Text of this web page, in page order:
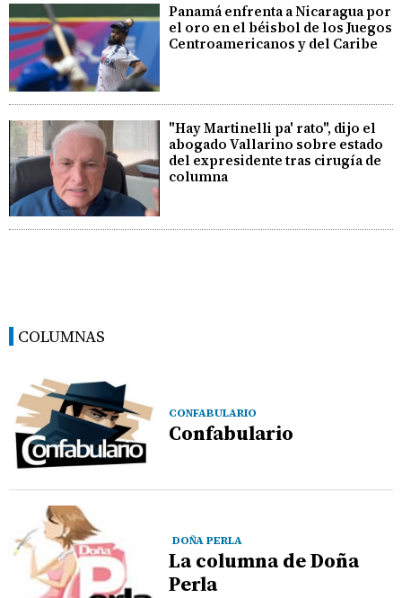
Panamá enfrenta a Nicaragua por
el oro en el béisbol de los Juegos
Centroamericanos y del Caribe
"Hay Martinelli pa' rato", dijo el
abogado Vallarino sobre estado
del expresidente tras cirugía de
columna
COLUMNAS
CONFABULARIO
Confabulario
DOÑA PERLA
La columna de Doña
Perla